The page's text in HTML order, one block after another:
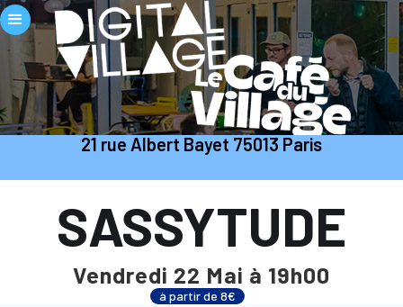
21 rue Albert Bayet 75013 Paris
SASSYTUDE
Vendredi 22 Mai à 19h00
à partir de 8€